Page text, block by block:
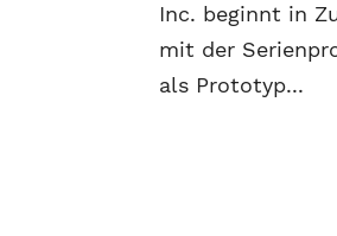
Inc. beginnt in
mit der
als Prototyp...